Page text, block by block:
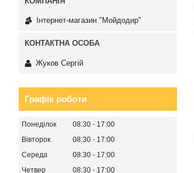
Інтернет-магазин "Мойдодир"
Жуков Сергій
Графік роботи
Понеділок 08:30
17:00
Вівторок
08:30
17:00
Середа
08:30
17:00
Четвер
08:30
17:00